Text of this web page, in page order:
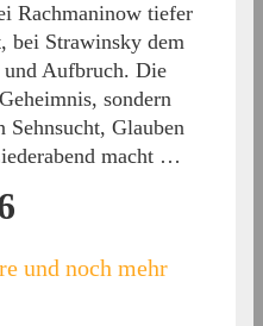
Rachmaninow tiefer
bei Strawinsky dem
und Aufbruch. Die
sondern
Sehnsucht, Glauben
macht …
und noch mehr